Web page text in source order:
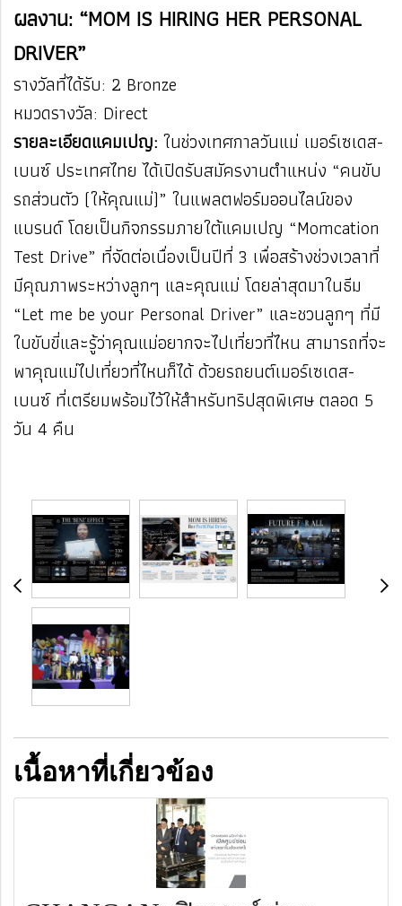
ผลงาน: “MOM IS HIRING HER PERSONAL
DRIVER”
รางวัลที่ได้รับ: 2 Bronze
หมวดรางวัล: Direct
รายละเอียดแคมเปญ: ในช่วงเทศกาลวันแม่ เมอร์เซเดส-
เบนซ์ ประเทศไทย ได้เปิดรับสมัครงานตำแหน่ง “คนขับ
รถส่วนตัว (ให้คุณแม่)” ในแพลตฟอร์มออนไลน์ของ
แบรนด์ โดยเป็นกิจกรรมภายใต้แคมเปญ “Momcation
Test Drive” ที่จัดต่อเนื่องเป็นปีที่ 3 เพื่อสร้างช่วงเวลาที่
มีคุณภาพระหว่างลูกๆ และคุณแม่ โดยล่าสุดมาในธีม
“Let me be your Personal Driver” และชวนลูกๆ ที่มี
ใบขับขี่และรู้ว่าคุณแม่อยากจะไปเที่ยวที่ไหน สามารถที่จะ
พาคุณแม่ไปเที่ยวที่ไหนก็ได้ ด้วยรถยนต์เมอร์เซเดส-
เบนซ์ ที่เตรียมพร้อมไว้ให้สำหรับทริปสุดพิเศษ ตลอด 5
วัน 4 คืน
เนื้อหาที่เกี่ยวข้อง